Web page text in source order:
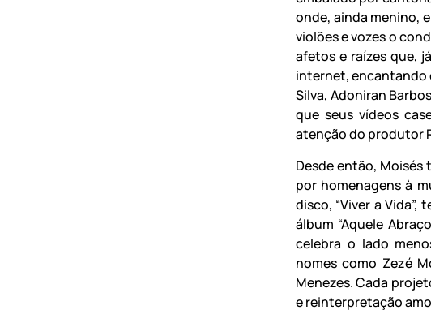
onde, ainda menino,
violões e vozes o
afetos e raízes que,
internet, encantando
Silva, Adoniran
que seus vídeos
atenção do produtor
Desde então,
por homenagens à
disco, “Viver a Vida”,
álbum “Aquele
celebra o lado
nomes como Zezé
Menezes. Cada
e reinterpretação